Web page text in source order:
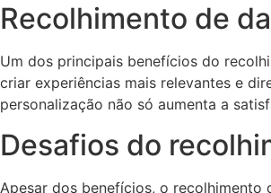
Recolhimento de
Um dos principais benefícios do
criar experiências mais relevantes e
personalização não só aumenta a
Desafios do
Apesar dos benefícios, o recolhimento